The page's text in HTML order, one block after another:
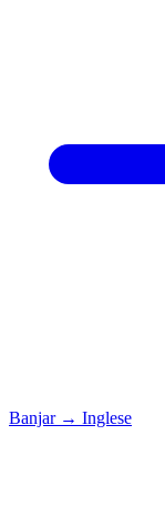
Banjar → Inglese